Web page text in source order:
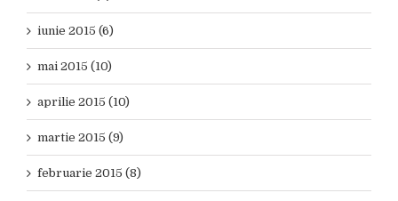
iunie 2015 (6)
mai 2015 (10)
aprilie 2015 (10)
martie 2015 (9)
februarie 2015 (8)